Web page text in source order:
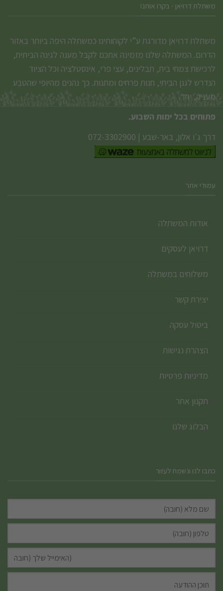
משתלת דרויאן - בקרו אותנו
משתלת דרויאן מדורגת ע”י לקוחותינו כמשתלה היפה ביותר באזור
הדרום. המשתלה שלנו מזמינה אתכם לקבל מענה לגינה הביתית,
לרכישת צמחי בית, תבלינים, עצי פרי, אינסטלציה וכל הציוד
הנדרש לגנן הביתי, חנות פרחים ומתנות. כך נהנים מהיופי שהטבע
מעניק, יחד.
פתוחים בכל ימות השבוע.
דרך ג'ו אלון, באר-שבע |
072-3302900
עמודי אתר
אודות המשתלה
דרויאן לעסקים
משלוחים במשתלה
יצירת קשר
ביטול עסקה
הצהרת נגישות
מדיניות פרטיות
תקנון אתר
הבלוג שלנו
כתבו לנו ונשמח לעזור